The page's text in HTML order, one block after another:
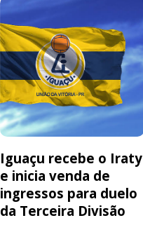
Iguaçu recebe o Iraty
e inicia venda de
ingressos para duelo
da Terceira Divisão